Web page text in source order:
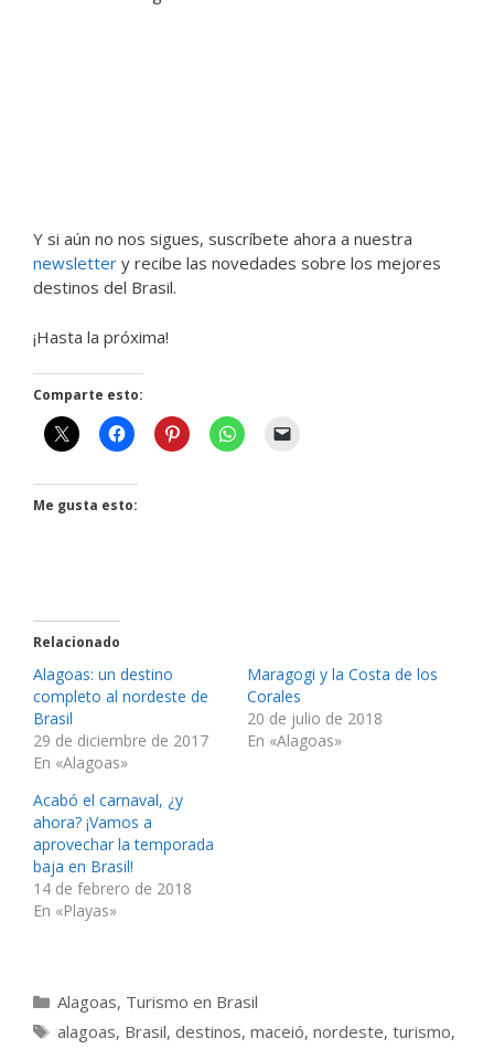
Y si aún no nos sigues, suscríbete ahora a nuestra
newsletter y recibe las novedades sobre los mejores
destinos del Brasil.
¡Hasta la próxima!
Comparte esto:
Me gusta esto:
Relacionado
Alagoas: un destino
completo al nordeste de
Brasil
29 de diciembre de 2017
En «Alagoas»
Maragogi y la Costa de los
Corales
20 de julio de 2018
En «Alagoas»
Acabó el carnaval, ¿y
ahora? ¡Vamos a
aprovechar la temporada
baja en Brasil!
14 de febrero de 2018
En «Playas»
Categorías
Alagoas, Turismo en Brasil
Etiquetas
alagoas, Brasil, destinos, maceió, nordeste, turismo,